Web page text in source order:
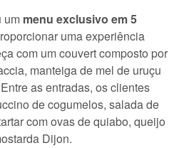
um menu exclusivo em 5
uma experiência
com um couvert composto por
manteiga de mel de uruçu
as entradas, os clientes
de cogumelos, salada de
com ovas de quiabo, queijo
Dijon.